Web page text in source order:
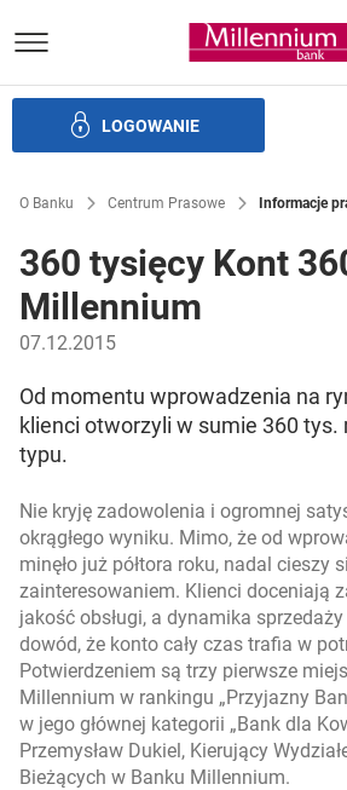
Bank Millennium
LOGOWANIE
O Banku Centrum Prasowe Informacje
360 tysięcy Kont
Millennium
07.12.2015
Od momentu wprowadzenia na
klienci otworzyli w sumie 360
typu.
Nie kryję zadowolenia i ogromnej
okrągłego wyniku. Mimo, że od
minęło już półtora roku, nadal cieszy
zainteresowaniem. Klienci doceniają
jakość obsługi, a dynamika
dowód, że konto cały czas trafia w
Potwierdzeniem są trzy pierwsze
Millennium w rankingu „Przyjazny
w jego głównej kategorii „Bank dla
Przemysław Dukiel, Kierujący
Bieżących w Banku Millennium.